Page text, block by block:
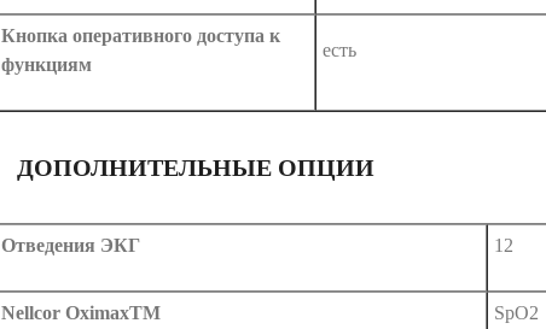
Кнопка оперативного доступа к
функциям
есть
ДОПОЛНИТЕЛЬНЫЕ ОПЦИИ
Отведения ЭКГ 12
Nellcor OximaxTM SpO2